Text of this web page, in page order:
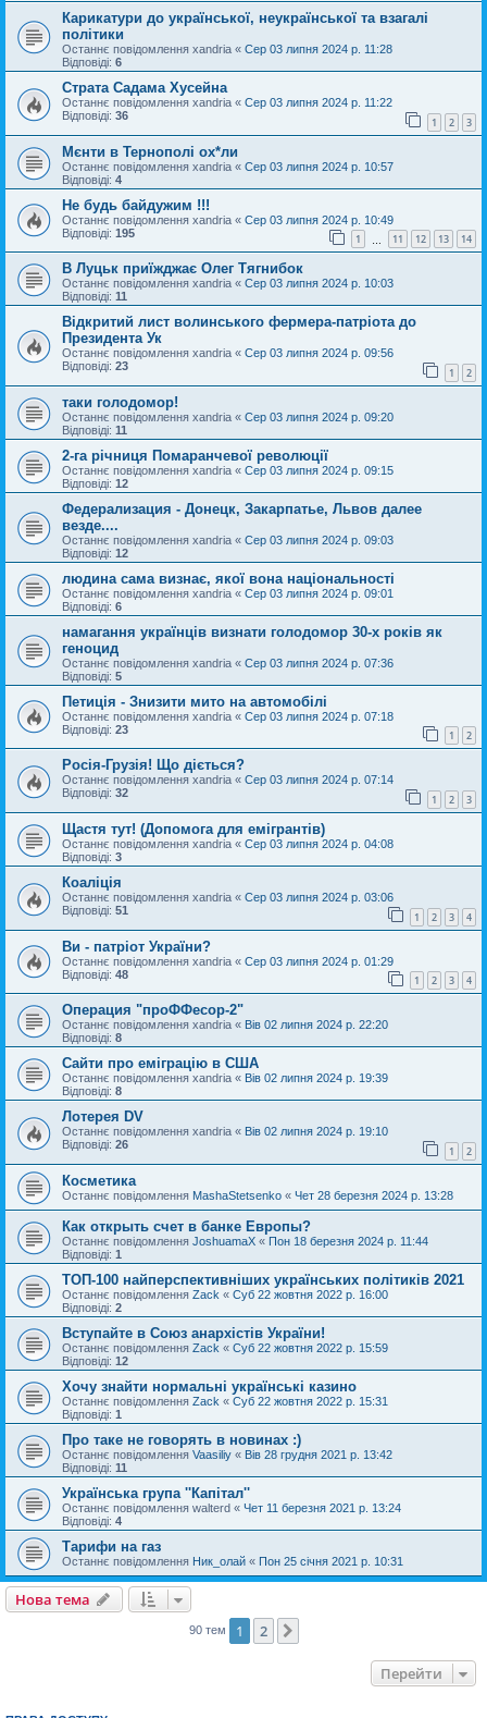
Карикатури до української, неукраїнської та взагалі
політики
Останнє повідомлення xandria « Сер 03 липня 2024 р. 11:28
Відповіді: 6
Страта Садама Хусейна
Останнє повідомлення xandria « Сер 03 липня 2024 р. 11:22
Відповіді: 36 1 2 3
Мєнти в Тернополі ох*ли
Останнє повідомлення xandria « Сер 03 липня 2024 р. 10:57
Відповіді: 4
Не будь байдужим !!!
Останнє повідомлення xandria « Сер 03 липня 2024 р. 10:49
Відповіді: 195 1 11 12 13 14
В Луцьк приїжджає Олег Тягнибок
Останнє повідомлення xandria « Сер 03 липня 2024 р. 10:03
Відповіді: 11
Відкритий лист волинського фермера-патріота до
Президента Ук
Останнє повідомлення xandria « Сер 03 липня 2024 р. 09:56
Відповіді: 23 1 2
таки голодомор!
Останнє повідомлення xandria « Сер 03 липня 2024 р. 09:20
Відповіді: 11
2-га річниця Помаранчевої революції
Останнє повідомлення xandria « Сер 03 липня 2024 р. 09:15
Відповіді: 12
Федерализация - Донецк, Закарпатье, Львов далее
везде....
Останнє повідомлення xandria « Сер 03 липня 2024 р. 09:03
Відповіді: 12
людина сама визнає‚ якої вона національності
Останнє повідомлення xandria « Сер 03 липня 2024 р. 09:01
Відповіді: 6
намагання українців визнати голодомор 30-х років як
геноцид
Останнє повідомлення xandria « Сер 03 липня 2024 р. 07:36
Відповіді: 5
Петиція - Знизити мито на автомобілі
Останнє повідомлення xandria « Сер 03 липня 2024 р. 07:18
Відповіді: 23 1 2
Росія-Грузія! Що діється?
Останнє повідомлення xandria « Сер 03 липня 2024 р. 07:14
Відповіді: 32 1 2 3
Щастя тут! (Допомога для емігрантів)
Останнє повідомлення xandria « Сер 03 липня 2024 р. 04:08
Відповіді: 3
Коаліція
Останнє повідомлення xandria « Сер 03 липня 2024 р. 03:06
Відповіді: 51 1 2 3 4
Ви - патріот України?
Останнє повідомлення xandria « Сер 03 липня 2024 р. 01:29
Відповіді: 48 1 2 3 4
Операция "проФФесор-2"
Останнє повідомлення xandria « Вів 02 липня 2024 р. 22:20
Відповіді: 8
Сайти про еміграцію в США
Останнє повідомлення xandria « Вів 02 липня 2024 р. 19:39
Відповіді: 8
Лотерея DV
Останнє повідомлення xandria « Вів 02 липня 2024 р. 19:10
Відповіді: 26 1 2
Косметика
Останнє повідомлення MashaStetsenko « Чет 28 березня 2024 р. 13:28
Как открыть счет в банке Европы?
Останнє повідомлення JoshuamaX « Пон 18 березня 2024 р. 11:44
Відповіді: 1
ТОП-100 найперспективніших українських політиків 2021
Останнє повідомлення Zack « Суб 22 жовтня 2022 р. 16:00
Відповіді: 2
Вступайте в Союз анархістів України!
Останнє повідомлення Zack « Суб 22 жовтня 2022 р. 15:59
Відповіді: 12
Хочу знайти нормальні українські казино
Останнє повідомлення Zack « Суб 22 жовтня 2022 р. 15:31
Відповіді: 1
Про таке не говорять в новинах :)
Останнє повідомлення Vaasiliy « Вів 28 грудня 2021 р. 13:42
Відповіді: 11
Українська група ''Капітал''
Останнє повідомлення walterd « Чет 11 березня 2021 р. 13:24
Відповіді: 4
Тарифи на газ
Останнє повідомлення Ник_олай « Пон 25 січня 2021 р. 10:31
Нова тема
90 тем 1 2
Перейти